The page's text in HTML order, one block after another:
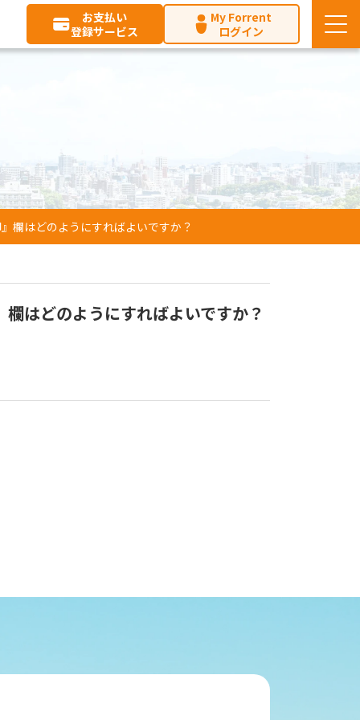
お支払い
登録サービス
My Forrent
ログイン
欄はどのようにすればよいですか？
はどのようにすればよいですか？